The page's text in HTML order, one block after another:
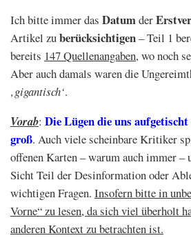
Ich bitte immer das Datumder
Artikel zuberücksichtigen– Teil 1
bereits 147 Quellenangaben, wo noch
Aber auch damals waren die
‚gigantisch‘.
Vorab: Die Lügen die uns
groß. Auch viele scheinbare Kritiker
offenen Karten – warum auch immer –
Sicht Teil der Desinformation oder
wichtigen Fragen. Insofern bitte in
Vorne“ zu lesen, da sich viel überholt
anderen Kontext zu betrachten ist.